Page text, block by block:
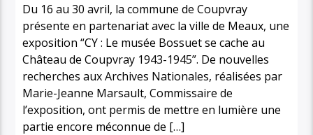
Du 16 au 30 avril, la commune de Coupvray
présente en partenariat avec la ville de Meaux, une
exposition “CY : Le musée Bossuet se cache au
Château de Coupvray 1943-1945”. De nouvelles
recherches aux Archives Nationales, réalisées par
Marie-Jeanne Marsault, Commissaire de
l’exposition, ont permis de mettre en lumière une
partie encore méconnue de […]